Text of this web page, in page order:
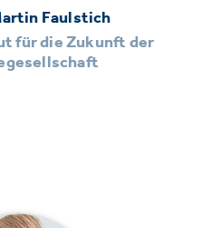
Faulstich
für die Zukunft der